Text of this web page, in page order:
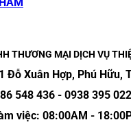
THƯƠNG MẠI DỊCH VỤ
Đỗ Xuân Hợp, Phú Hữu,
548 436 - 0938 395 022
việc: 08:00AM -